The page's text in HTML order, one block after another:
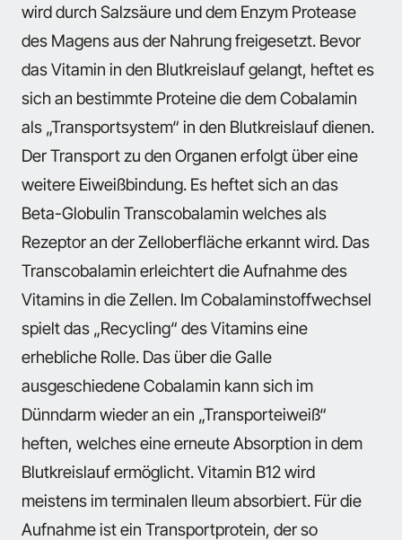
wird durch Salzsäure und dem Enzym Protease
des Magens aus der Nahrung freigesetzt. Bevor
das Vitamin in den Blutkreislauf gelangt, heftet es
sich an bestimmte Proteine die dem Cobalamin
als „Transportsystem“ in den Blutkreislauf dienen.
Der Transport zu den Organen erfolgt über eine
weitere Eiweißbindung. Es heftet sich an das
Beta-Globulin Transcobalamin welches als
Rezeptor an der Zelloberfläche erkannt wird. Das
Transcobalamin erleichtert die Aufnahme des
Vitamins in die Zellen. Im Cobalaminstoffwechsel
spielt das „Recycling“ des Vitamins eine
erhebliche Rolle. Das über die Galle
ausgeschiedene Cobalamin kann sich im
Dünndarm wieder an ein „Transporteiweiß“
heften, welches eine erneute Absorption in dem
Blutkreislauf ermöglicht. Vitamin B12 wird
meistens im terminalen Ileum absorbiert. Für die
Aufnahme ist ein Transportprotein, der so